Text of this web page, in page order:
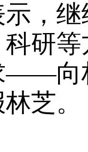
，
科研
——向
芝。